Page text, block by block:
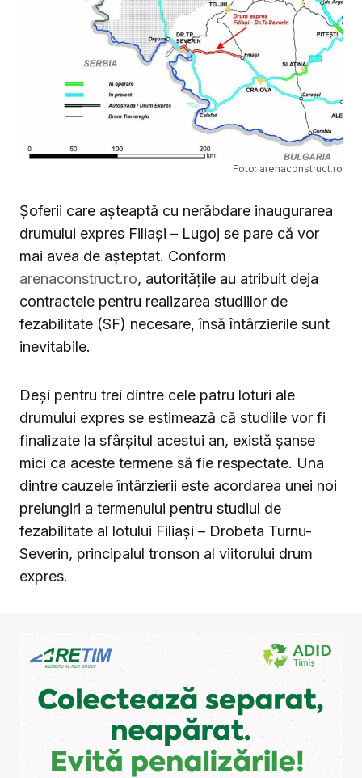
Foto: arenaconstruct.ro
Șoferii care așteaptă cu nerăbdare inaugurarea
drumului expres Filiași – Lugoj se pare că vor
mai avea de așteptat. Conform
arenaconstruct.ro, autoritățile au atribuit deja
contractele pentru realizarea studiilor de
fezabilitate (SF) necesare, însă întârzierile sunt
inevitabile.
Deși pentru trei dintre cele patru loturi ale
drumului expres se estimează că studiile vor fi
finalizate la sfârșitul acestui an, există șanse
mici ca aceste termene să fie respectate. Una
dintre cauzele întârzierii este acordarea unei noi
prelungiri a termenului pentru studiul de
fezabilitate al lotului Filiași – Drobeta Turnu-
Severin, principalul tronson al viitorului drum
expres.